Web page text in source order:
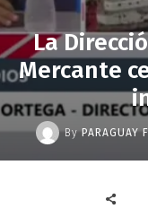
La
Mercante
By PARAGUAY